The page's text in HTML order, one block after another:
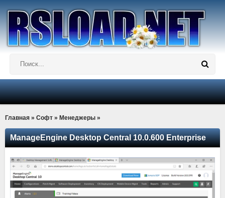
Главная » Софт » Менеджеры »
ManageEngine Desktop Central 10.0.600 Enterprise